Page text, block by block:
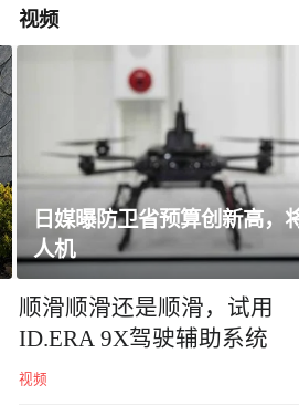
视频
金正恩会见参战老兵和
顺滑顺滑还是顺滑，试用
ID.ERA 9X驾驶辅助系统
视频